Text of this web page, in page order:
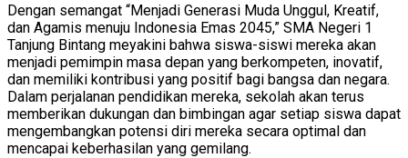
Dengan semangat “Menjadi Generasi Muda Unggul, Kreatif,
dan Agamis menuju Indonesia Emas 2045,” SMA Negeri 1
Tanjung Bintang meyakini bahwa siswa-siswi mereka akan
menjadi pemimpin masa depan yang berkompeten, inovatif,
dan memiliki kontribusi yang positif bagi bangsa dan negara.
Dalam perjalanan pendidikan mereka, sekolah akan terus
memberikan dukungan dan bimbingan agar setiap siswa dapat
mengembangkan potensi diri mereka secara optimal dan
mencapai keberhasilan yang gemilang.